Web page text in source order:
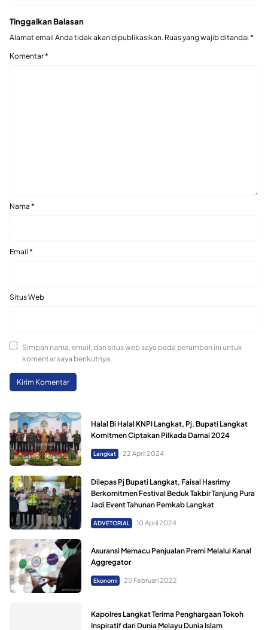
Tinggalkan Balasan
Alamat email Anda tidak akan dipublikasikan. Ruas yang wajib ditandai *
Komentar*
Nama *
Email *
Situs Web
Simpan nama, email, dan situs web saya pada peramban ini untuk
komentar saya berikutnya.
Halal Bi Halal KNPI Langkat, Pj. Bupati Langkat
Komitmen Ciptakan Pilkada Damai 2024
Langkat 22 April 2024
Dilepas Pj Bupati Langkat, Faisal Hasrimy
Berkomitmen Festival Beduk Takbir Tanjung Pura
Jadi Event Tahunan Pemkab Langkat
ADVETORIAL 10 April 2024
Asuransi Memacu Penjualan Premi Melalui Kanal
Aggregator
Ekonomi 25 Februari 2022
Kapolres Langkat Terima Penghargaan Tokoh
Inspiratif dari Dunia Melayu Dunia Islam